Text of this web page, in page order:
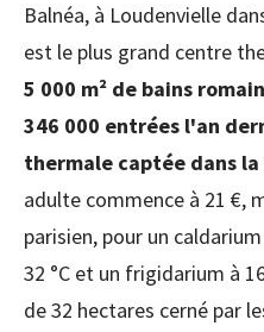
Balnéa, à Loudenvielle
est le plus grand centre
5 000 m² de bains
346 000 entrées l'an
thermale captée dans
adulte commence à 21 €,
parisien, pour un
32 °C et un frigidarium à
de 32 hectares cerné par